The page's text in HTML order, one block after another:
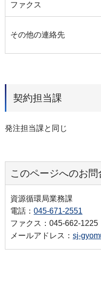
ファクス
その他の連絡先
契約担当課
発注担当課と同じ
このページへのお問
資源循環局業務課
電話： 045-671-2551
ファクス：045-662-1225
メールアドレス： sj-